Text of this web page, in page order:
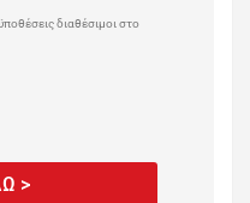
διαθέσιμοι στο
>